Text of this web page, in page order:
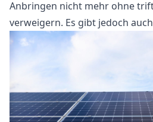
Anbringen nicht mehr ohne
verweigern. Es gibt jedoch